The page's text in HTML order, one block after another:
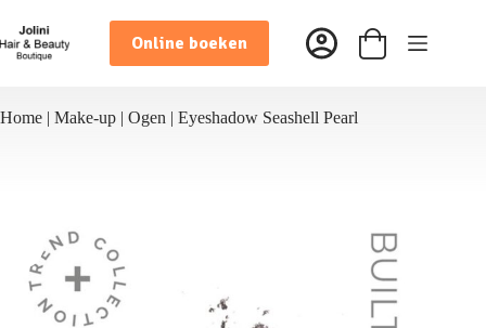
naar
de
inhoud
Online boeken Winkelwagen
Home | Make-up | Ogen | Eyeshadow Seashell Pearl